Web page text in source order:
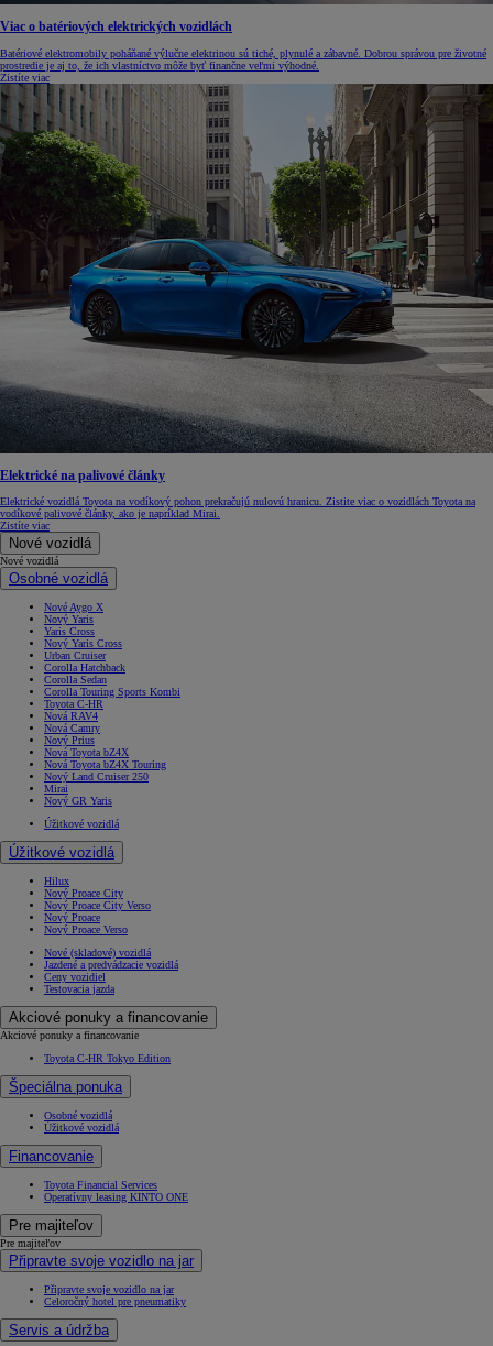
Viac o batériových elektrických vozidlách
Batériové elektromobily poháňané výlučne elektrinou sú tiché, plynulé a zábavné. Dobrou správou pre životné
prostredie je aj to, že ich vlastníctvo môže byť finančne veľmi výhodné.
Zistíte viac
Elektrické na palivové články
Elektrické vozidlá Toyota na vodíkový pohon prekračujú nulovú hranicu. Zistite viac o vozidlách Toyota na
vodíkové palivové články, ako je napríklad Mirai.
Zistíte viac
Nové vozidlá
Nové vozidlá
Osobné vozidlá
Nové Aygo X
Nový Yaris
Yaris Cross
Nový Yaris Cross
Urban Cruiser
Corolla Hatchback
Corolla Sedan
Corolla Touring Sports Kombi
Toyota C-HR
Nová RAV4
Nová Camry
Nový Prius
Nová Toyota bZ4X
Nová Toyota bZ4X Touring
Nový Land Cruiser 250
Mirai
Nový GR Yaris
Úžitkové vozidlá
Úžitkové vozidlá
Hilux
Nový Proace City
Nový Proace City Verso
Nový Proace
Nový Proace Verso
Nové (skladové) vozidlá
Jazdené a predvádzacie vozidlá
Ceny vozidiel
Testovacia jazda
Akciové ponuky a financovanie
Akciové ponuky a financovanie
Toyota C-HR Tokyo Edition
Špeciálna ponuka
Osobné vozidlá
Úžitkové vozidlá
Financovanie
Toyota Financial Services
Operatívny leasing KINTO ONE
Pre majiteľov
Pre majiteľov
Připravte svoje vozidlo na jar
Připravte svoje vozidlo na jar
Celoročný hotel pre pneumatiky
Servis a údržba